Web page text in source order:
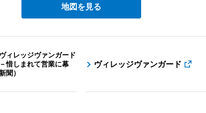
地図を見る
ィレッジヴァンガード
惜しまれて営業に幕
聞）
ヴィレッジヴァンガード